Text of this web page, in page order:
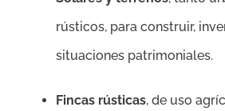
rústicos, para construir,
situaciones patrimoniales.
Fincas rústicas, de uso